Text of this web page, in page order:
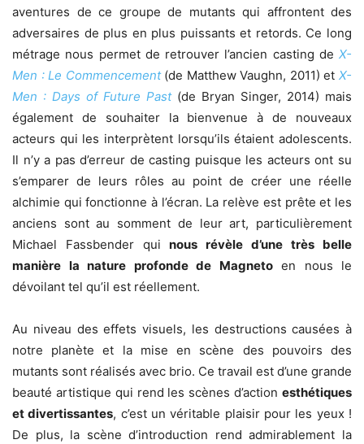
aventures de ce groupe de mutants qui affrontent des
adversaires de plus en plus puissants et retords. Ce long
métrage nous permet de retrouver l’ancien casting de X-
Men : Le Commencement (de Matthew Vaughn, 2011) etX-
Men : Days of Future Past (de Bryan Singer, 2014) mais
également de souhaiter la bienvenue à de nouveaux
acteurs qui les interprètent lorsqu’ils étaient adolescents.
Il n’y a pas d’erreur de casting puisque les acteurs ont su
s’emparer de leurs rôles au point de créer une réelle
alchimie qui fonctionne à l’écran. La relève est prête et les
anciens sont au somment de leur art, particulièrement
Michael Fassbender qui nous révèle d’une très belle
manière la nature profonde de Magnetoen nous le
dévoilant tel qu’il est réellement.
Au niveau des effets visuels, les destructions causées à
notre planète et la mise en scène des pouvoirs des
mutants sont réalisés avec brio. Ce travail est d’une grande
beauté artistique qui rend les scènes d’action esthétiques
et divertissantes, c’est un véritable plaisir pour les yeux !
De plus, la scène d’introduction rend admirablement la